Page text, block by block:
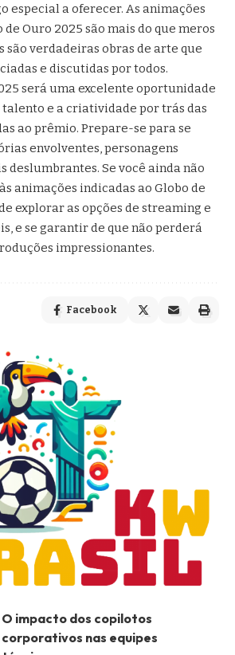
especial a oferecer. As animações
de Ouro 2025 são mais do que meros
são verdadeiras obras de arte que
e discutidas por todos.
será uma excelente oportunidade
e a criatividade por trás das
ao prêmio. Prepare-se para se
envolventes, personagens
deslumbrantes. Se você ainda não
animações indicadas ao Globo de
explorar as opções de streaming e
e se garantir de que não perderá
impressionantes.
Facebook
O impacto dos copilotos
corporativos nas equipes